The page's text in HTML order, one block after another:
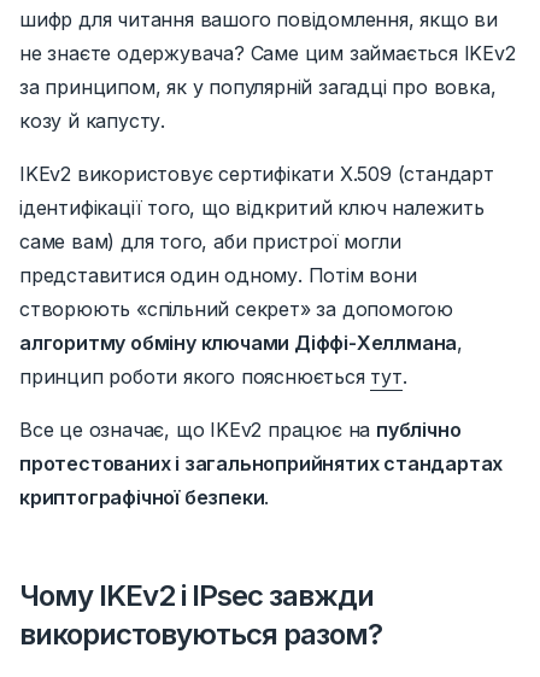
шифр для читання вашого повідомлення, якщо ви
не знаєте одержувача? Саме цим займається IKEv2
за принципом, як у популярній загадці про вовка,
козу й капусту.
IKEv2 використовує сертифікати X.509 (стандарт
ідентифікації того, що відкритий ключ належить
саме вам) для того, аби пристрої могли
представитися один одному. Потім вони
створюють «спільний секрет» за допомогою
алгоритму обміну ключами Діффі-Хеллмана,
принцип роботи якого пояснюється тут.
Все це означає, що IKEv2 працює на публічно
протестованих і загальноприйнятих стандартах
криптографічної безпеки.
Чому IKEv2 і IPsec завжди
використовуються разом?